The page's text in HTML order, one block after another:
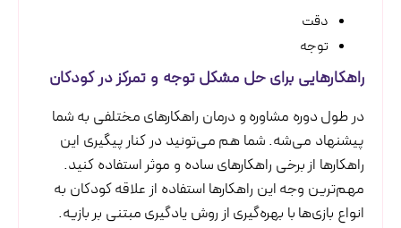
دقت
توجه
راهکارهایی برای حل مشکل توجه و تمرکز در کودکان
در طول دوره مشاوره و درمان راهکارهای مختلفی به شما
پیشنهاد می‌شه. شما هم می‌تونید در کنار پیگیری این
راهکارها از برخی راهکارهای ساده و موثر استفاده کنید.
مهم‌ترین وجه این راهکارها استفاده از علاقه کودکان به
انواع بازی‌ها با بهره‌گیری از روش یادگیری مبتنی ‌بر بازیه.